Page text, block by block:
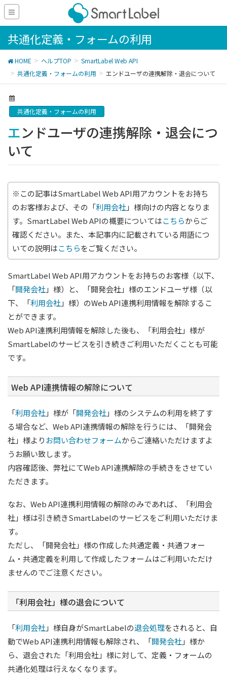
共通化定義・フォームの利用
HOME ヘルプTOP
SmartLabel Web API
共通化定義・フォームの利用
エンドユーザの連携解除・退会について
共通化定義・フォームの利用
エンドユーザの連携解除・退会につ
いて
※この記事はSmartLabel Web API用アカウントをお持ち
のお客様および、その「利用会社」様向けの内容となりま
す。SmartLabel Web APIの概要についてはこちらからご
確認ください。また、本記事内に記載されている用語につ
いての説明はこちらをご覧ください。
SmartLabel Web API用アカウントをお持ちのお客様（以下、
「開発会社」様）と、「開発会社」様のエンドユーザ様（以
下、「利用会社」様）のWeb API連携利用情報を解除するこ
とができます。
Web API連携利用情報を解除した後も、「利用会社」様が
SmartLabelのサービスを引き続きご利用いただくことも可能
です。
Web API連携情報の解除について
「利用会社」様が「開発会社」様のシステムの利用を終了す
る場合など、Web API連携情報の解除を行うには、「開発会
社」様より お問い合わせフォームからご連絡いただけますよ
うお願い致します。
内容確認後、弊社にてWeb API連携解除の手続きをさせてい
ただきます。
なお、Web API連携利用情報の解除のみであれば、「利用会
社」様は引き続きSmartLabelのサービスをご利用いただけま
す。
ただし、「開発会社」様の作成した共通定義・共通フォー
ム・共通定義を利用して作成したフォームはご利用いただけ
ませんのでご注意ください。
「利用会社」様の退会について
「利用会社」様自身がSmartLabelの退会処理をされると、自
動でWeb API連携利用情報も解除され、「開発会社」様か
ら、退会された「利用会社」様に対して、定義・フォームの
共通化処理は行えなくなります。